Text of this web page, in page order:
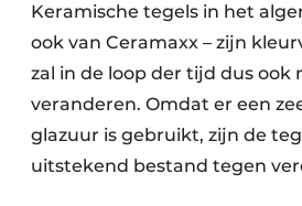
Keramische tegels in het
ook van Ceramaxx – zijn
zal in de loop der tijd dus ook
veranderen. Omdat er een
glazuur is gebruikt, zijn de
uitstekend bestand tegen